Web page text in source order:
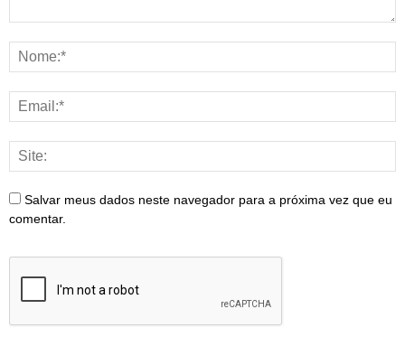
Salvar meus dados neste navegador para a próxima vez que eu
comentar.